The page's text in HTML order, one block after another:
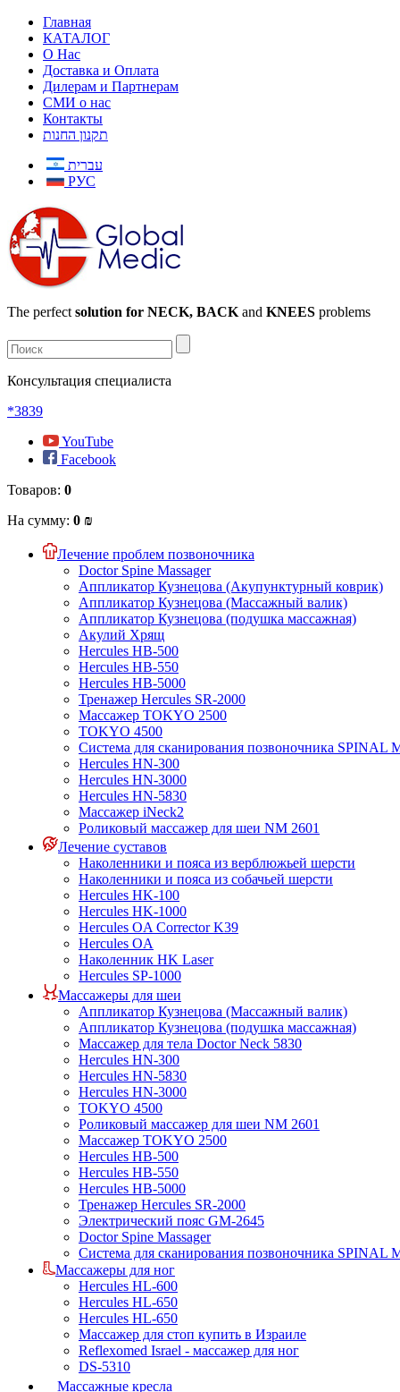
Главная
КАТАЛОГ
О Нас
Доставка и Оплата
Дилерам и Партнерам
СМИ о нас
Контакты
תקנון החנות
עברית
РУС
The perfect solution for NECK, BACK and KNEES problems
Консультация специалиста
*3839
YouTube
Facebook
Товаров: 0
На сумму: 0 ₪
Лечение проблем позвоночника
Doctor Spine Massager
Аппликатор Кузнецова (Акупунктурный коврик)
Аппликатор Кузнецова (Массажный валик)
Аппликатор Кузнецова (подушка массажная)
Акулий Хрящ
Hercules HB-500
Hercules HB-550
Hercules HB-5000
Тренажер Hercules SR-2000
Массажер TOKYO 2500
TOKYO 4500
Система для сканирования позвоночника SPINAL
Hercules HN-300
Hercules HN-3000
Hercules HN-5830
Массажер iNeck2
Роликовый массажер для шеи NM 2601
Лечение суставов
Наколенники и пояса из верблюжьей шерсти
Наколенники и пояса из собачьей шерсти
Hercules HK-100
Hercules HK-1000
Hercules OA Corrector K39
Hercules OA
Наколенник HK Laser
Hercules SP-1000
Массажеры для шеи
Аппликатор Кузнецова (Массажный валик)
Аппликатор Кузнецова (подушка массажная)
Массажер для тела Doctor Neck 5830
Hercules HN-300
Hercules HN-5830
Hercules HN-3000
TOKYO 4500
Роликовый массажер для шеи NM 2601
Массажер TOKYO 2500
Hercules HB-500
Hercules HB-550
Hercules HB-5000
Тренажер Hercules SR-2000
Электрический пояс GM-2645
Doctor Spine Massager
Система для сканирования позвоночника SPINAL
Массажеры для ног
Hercules HL-600
Hercules HL-650
Hercules HL-650
Массажер для стоп купить в Израиле
Reflexomed Israel - массажер для ног
DS-5310
Массажные кресла